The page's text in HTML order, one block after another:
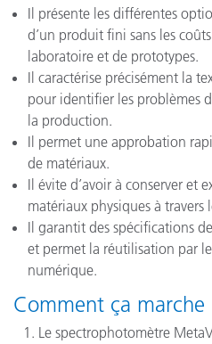
Il présente les différentes
d’un produit fini sans les
laboratoire et de prototypes.
Il caractérise précisément la
pour identifier les problèmes
la production.
Il permet une approbation
de matériaux.
Il évite d’avoir à conserver et
matériaux physiques à travers
Il garantit des spécifications
et permet la réutilisation par
numérique.
Comment ça marche
Le spectrophotomètre